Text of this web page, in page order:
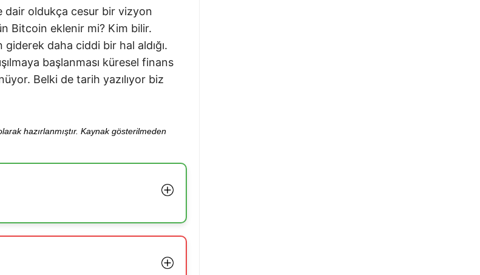
dair oldukça cesur bir vizyon
Bitcoin eklenir mi? Kim bilir.
daha ciddi bir hal aldığı.
başlanması küresel finans
Belki de tarih yazılıyor biz
hazırlanmıştır. Kaynak gösterilmeden